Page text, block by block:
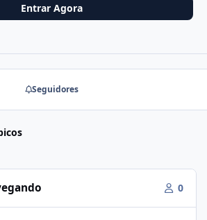
Entrar Agora
Seguidores
0